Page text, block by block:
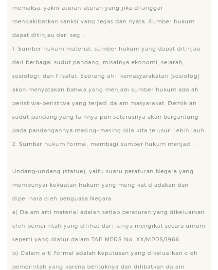
memaksa, yakni aturan-aturan yang jika dilanggar
mengakibatkan sanksi yang tegas dan nyata. Sumber hukum
dapat ditinjau dari segi :
1. Sumber hukum material, sumber hukum yang dapat ditinjau
dari berbagai sudut pandang, misalnya ekonomi, sejarah,
sosiologi, dan filsafat. Seorang ahli kemasyarakatan (sosiolog)
akan menyatakan bahwa yang menjadi sumber hukum adalah
peristiwa-peristiwa yang terjadi dalam masyarakat. Demikian
sudut pandang yang lainnya pun seterusnya akan bergantung
pada pandangannya masing-masing bila kita telusuri lebih jauh.
2. Sumber hukum formal, membagi sumber hukum menjadi :
Undang-undang (statue), yaitu suatu peraturan Negara yang
mempunyai kekuatan hukum yang mengikat diadakan dan
dipelihara oleh penguasa Negara.
a) Dalam arti material adalah setiap peraturan yang dikeluarkan
oleh pemerintah yang dilihat dari isinya mengikat secara umum
seperti yang diatur dalam TAP MPRS No. XX/MPRS/1966.
b) Dalam arti formal adalah keputusan yang dikeluarkan oleh
pemerintah yang karena bentuknya dan dilibatkan dalam